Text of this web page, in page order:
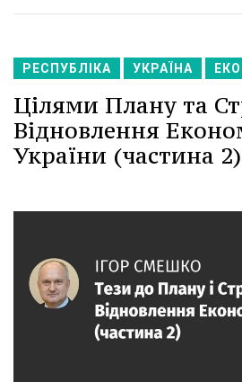
РЕСПУБЛІКА УКРАЇНА
Цілями Плану та
Відновлення
України (частина 2)